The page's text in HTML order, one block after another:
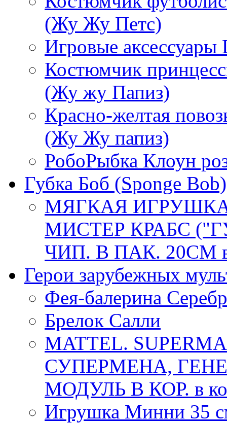
(Жу Жу Петс)
Игровые
Костюмчик
(Жу жу Папиз)
Красно-желтая
(Жу Жу папиз)
РобоРыбка Клоун
Губка Боб (Sponge Bob)
МЯГКАЯ
МИСТЕР КРАБС
ЧИП. В ПАК. 20СМ в
Герои зарубежных
Фея-балерина
Брелок Салли
MATTEL.
СУПЕРМЕНА,
МОДУЛЬ В КОР. в
Игрушка Минни 35